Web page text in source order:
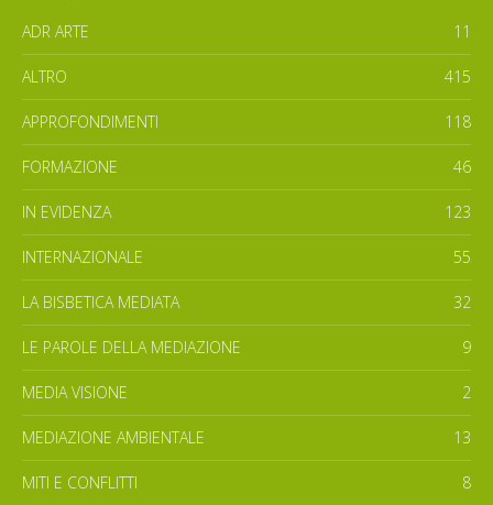
ADR ARTE 11
ALTRO 415
APPROFONDIMENTI 118
FORMAZIONE 46
IN EVIDENZA 123
INTERNAZIONALE 55
LA BISBETICA MEDIATA 32
LE PAROLE DELLA MEDIAZIONE 9
MEDIA VISIONE 2
MEDIAZIONE AMBIENTALE 13
MITI E CONFLITTI 8